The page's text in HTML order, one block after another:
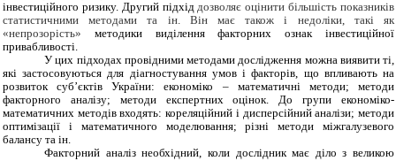
інвестиційного ризику. Другий підхіддозволяє оцінити більшість показників
статистичними методами та ін. Він має також і недоліки, такі як
«непрозорість» методики виділення факторних ознак інвестиційної
привабливості.
У цих підходах провідними методами дослідження можна виявити ті,
які застосовуються для діагностування умов і факторів, що впливають на
розвиток суб’єктів України: економіко – математичні методи; методи
факторного аналізу; методи експертних оцінок. До групи економіко-
математичних методів входять: кореляційний і дисперсійний аналізи; методи
оптимізації і математичного моделювання; різні методи міжгалузевого
балансу та ін.
Факторний аналіз необхідний, коли дослідник має діло з великою